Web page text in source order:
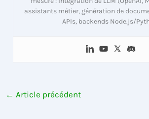
assistants métier, génération de
APIs, backends Node.js/
← Article précédent